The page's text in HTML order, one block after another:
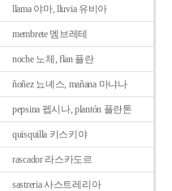
llama 야마, lluvia 유비아
membrete 멤브레테
noche 노체, flan 플란
ñoñez 뇨녜스, mañana 마냐나
pepsina 펩시나, plantón 플란톤
quisquilla 키스키야
rascador 라스카도르
sastreria 사스트레리아